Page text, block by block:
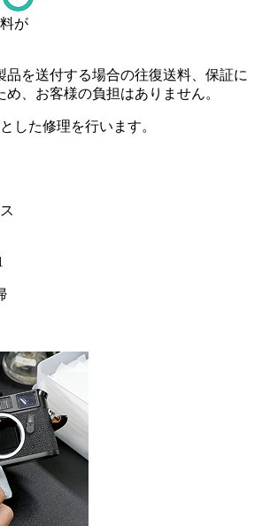
が
品を送付する場合の往復送料、保証に
め、お客様の負担はありません。
した修理を行います。